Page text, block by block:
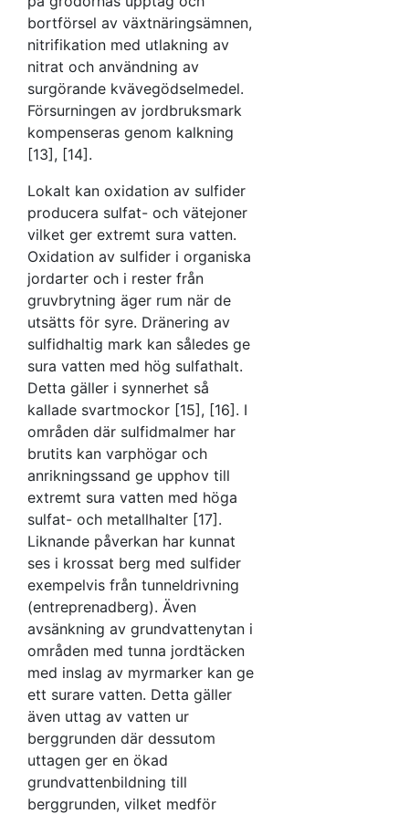
bortförsel av växtnäringsämnen,
nitrifikation med utlakning av
nitrat och användning av
surgörande kvävegödselmedel.
Försurningen av jordbruksmark
kompenseras genom kalkning
[13], [14].
Lokalt kan oxidation av sulfider
producera sulfat- och vätejoner
vilket ger extremt sura vatten.
Oxidation av sulfider i organiska
jordarter och i rester från
gruvbrytning äger rum när de
utsätts för syre. Dränering av
sulfidhaltig mark kan således ge
sura vatten med hög sulfathalt.
Detta gäller i synnerhet så
kallade svartmockor [15], [16]. I
områden där sulfidmalmer har
brutits kan varphögar och
anrikningssand ge upphov till
extremt sura vatten med höga
sulfat- och metallhalter [17].
Liknande påverkan har kunnat
ses i krossat berg med sulfider
exempelvis från tunneldrivning
(entreprenadberg). Även
avsänkning av grundvattenytan i
områden med tunna jordtäcken
med inslag av myrmarker kan ge
ett surare vatten. Detta gäller
även uttag av vatten ur
berggrunden där dessutom
uttagen ger en ökad
grundvattenbildning till
berggrunden, vilket medför